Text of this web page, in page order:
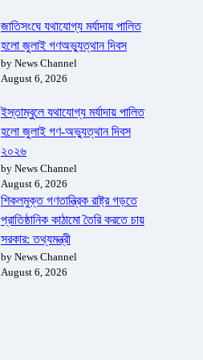
জাতিসংঘে যথাযোগ্য মর্যাদায় পালিত
হলো জুলাই গণঅভ্যুত্থান দিবস
by News Channel
August 6, 2026
ইস্তাম্বুলে যথাযোগ্য মর্যাদায় পালিত
হলো জুলাই গণ-অভ্যুত্থান দিবস
২০২৬
by News Channel
August 6, 2026
শিকলমুক্ত গণতান্ত্রিক রাষ্ট্র গড়তে
প্রাতিষ্ঠানিক কাঠামো তৈরি করতে চায়
সরকার: তথ্যমন্ত্রী
by News Channel
August 6, 2026